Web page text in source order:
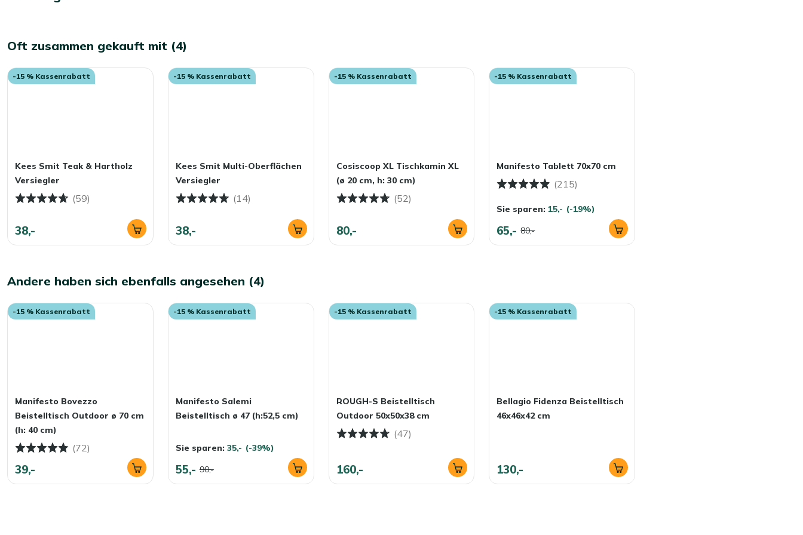
Oft zusammen gekauft mit (4)
-15 % Kassenrabatt
Kees Smit Teak & Hartholz
Versiegler
(59)
38,-
-15 % Kassenrabatt
Kees Smit Multi-Oberflächen
Versiegler
(14)
38,-
-15 % Kassenrabatt
Cosiscoop XL Tischkamin XL
(ø 20 cm, h: 30 cm)
(52)
80,-
-15 % Kassenrabatt
Manifesto Tablett 70x70 cm
(215)
Sie sparen: 15,- (-19%)
65,- 80,-
Andere haben sich ebenfalls angesehen (4)
-15 % Kassenrabatt
Manifesto Bovezzo
Beistelltisch Outdoor ø 70 cm
(h: 40 cm)
(72)
39,-
-15 % Kassenrabatt
Manifesto Salemi
Beistelltisch ø 47 (h:52,5 cm)
Sie sparen: 35,- (-39%)
55,- 90,-
-15 % Kassenrabatt
ROUGH-S Beistelltisch
Outdoor 50x50x38 cm
(47)
160,-
-15 % Kassenrabatt
Bellagio Fidenza Beistelltisch
46x46x42 cm
130,-